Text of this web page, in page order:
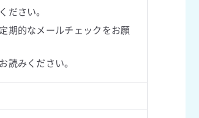
さい。
期的なメールチェックをお願
読みください。